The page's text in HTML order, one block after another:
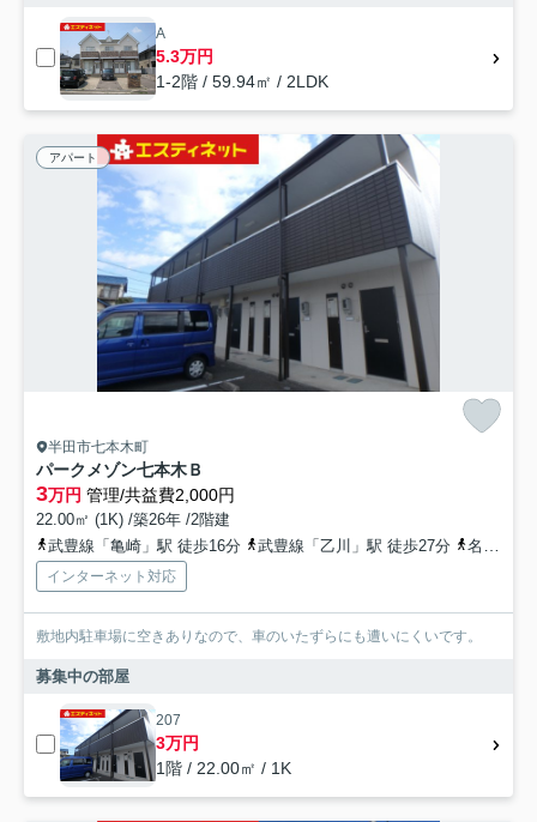
A
5.3万円
1-2階 / 59.94㎡ / 2LDK
アパート
半田市七本木町
パークメゾン七本木Ｂ
3万円 管理/共益費2,000円
22.00㎡ (1K) /築26年 /2階建
武豊線「亀崎」駅 徒歩16分
武豊線「乙川」駅 徒歩27分 名鉄河和線「植大」駅 徒歩44分
インターネット対応
敷地内駐車場に空きありなので、車のいたずらにも遭いにくいです。
募集中の部屋
207
3万円
1階 / 22.00㎡ / 1K